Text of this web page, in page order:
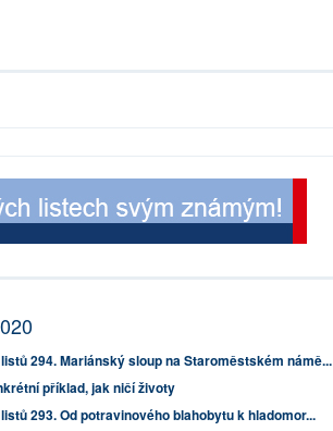
294. Mariánský sloup na Staroměstském námě...
příklad, jak ničí životy
293. Od potravinového blahobytu k hladomor...